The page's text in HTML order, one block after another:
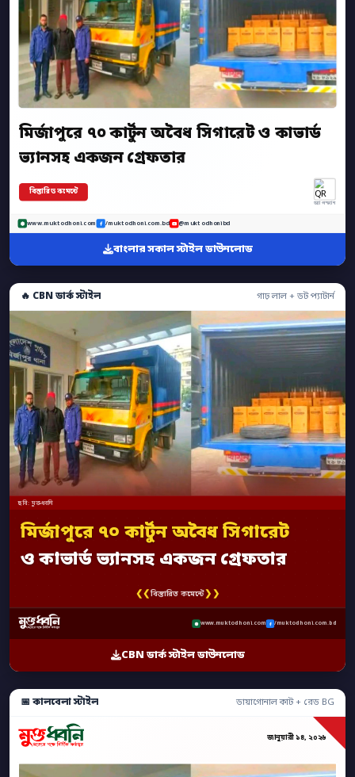
মির্জাপুরে ৭০ কার্টুন অবৈধ সিগারেট ও কাভার্ড
ভ্যানসহ একজন গ্রেফতার
বিস্তারিত কমেন্টে
অ্যাপ স্ক্যান
www.muktodhoni.com /muktodhoni.com.bd @muktodhonibd
বাংলার সকাল স্টাইল ডাউনলোড
🔥 CBN ডার্ক স্টাইল গাঢ় লাল + ডট প্যাটার্ন
ছবি: মুক্তধ্বনি
মির্জাপুরে ৭০ কার্টুন অবৈধ সিগারেট
ও কাভার্ড ভ্যানসহ একজন গ্রেফতার
❮❮বিস্তারিত কমেন্টে❯❯
www.muktodhoni.com /muktodhoni.com.bd
CBN ডার্ক স্টাইল ডাউনলোড
📅 কালবেলা স্টাইল ডায়াগোনাল কাট + রেড BG
জানুয়ারী ১৪, ২০২৬